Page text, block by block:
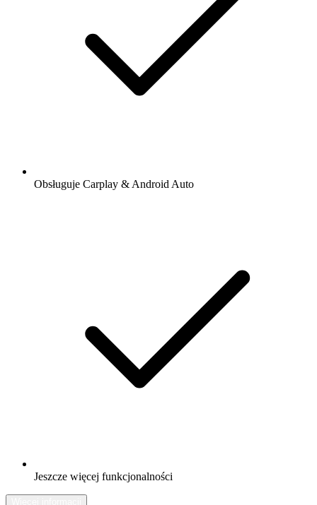
Obsługuje Carplay & Android Auto
Jeszcze więcej funkcjonalności